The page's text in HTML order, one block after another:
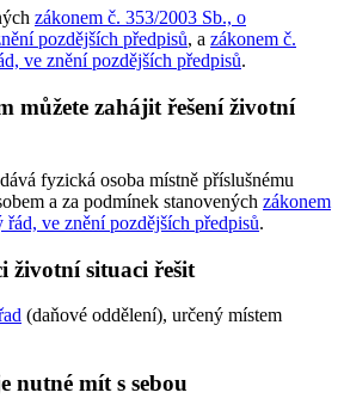
zákonem č. 353/2003 Sb., o
pozdějších předpisů, a zákonem č.
ve znění pozdějších předpisů.
můžete zahájit řešení životní
fyzická osoba místně příslušnému
a za podmínek stanovených zákonem
ve znění pozdějších předpisů.
životní situaci řešit
(daňové oddělení), určený místem
nutné mít s sebou